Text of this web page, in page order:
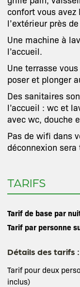
confort vous
l’extérieur près
Une machine à
l’accueil.
Une terrasse
poser et plonger
Des sanitaires
l’accueil : wc et
avec wc, douche
Pas de wifi dans
déconnexion sera
TARIFS
Tarif de base par
Tarif par personne
Détails des tarifs :
Tarif pour deux
inclus)